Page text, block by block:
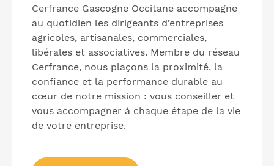
Cerfrance Gascogne Occitane accompagne
au quotidien les dirigeants d’entreprises
agricoles, artisanales, commerciales,
libérales et associatives. Membre du réseau
Cerfrance, nous plaçons la proximité, la
confiance et la performance durable au
cœur de notre mission : vous conseiller et
vous accompagner à chaque étape de la vie
de votre entreprise.